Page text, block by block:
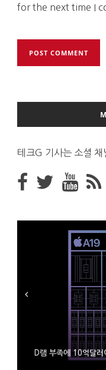
for the next time I
테크G 기사는 소셜 채
D램 부족에 10억달
300~400달러
조용히 스팀